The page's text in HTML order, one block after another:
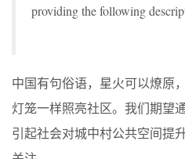
providing the following
中国有句俗语，星火可以燎原
灯笼一样照亮社区。我们期望
引起社会对城中村公共空间提